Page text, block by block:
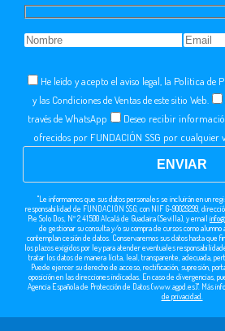
He leído y acepto el aviso legal, la Política de
y las Condiciones de Ventas de este sitio Web.
través de WhatsApp
Deseo recibir
ofrecidos por FUNDACIÓN SSG por
"Le informamos que sus datos personales se incluirán en un
responsabilidad de FUNDACIÓN SSG, con NIF G-90029299,
Pie Solo Dos, Nº 2 41500 Alcalá de Guadaira (Sevilla), y email
de gestionar su consulta y/o su compra de cursos como
contemplan cesión de datos. Conservaremos sus datos hasta que
los plazos exigidos por ley para atender eventuales
tratar los datos de manera lícita, leal, transparente, adecuada,
Puede ejercer su derecho de acceso, rectificación, supresión,
oposición en las direcciones indicadas. En caso de divergencias,
Agencia Española de Protección de Datos (www.agpd.es)". Más
de privacidad.